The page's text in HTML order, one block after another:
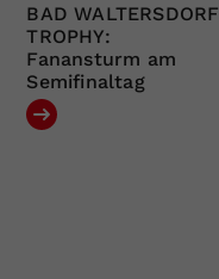
BAD WALTERSDORF
TROPHY:
Fanansturm am
Semifinaltag